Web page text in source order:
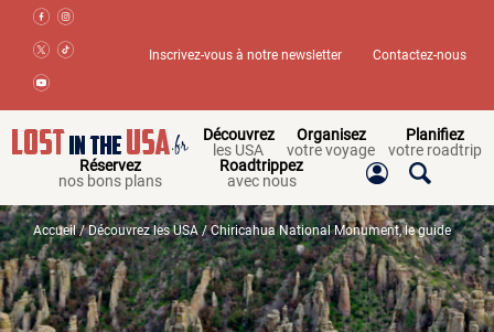
Inscrivez-vous à notre newsletter Contactez-nous
Découvrez
les USA
Organisez
votre voyage
Planifiez
votre roadtrip
Réservez
nos bons plans
Roadtrippez
avec nous
Accueil/Découvrez les USA/ Chiricahua National Monument, le guide